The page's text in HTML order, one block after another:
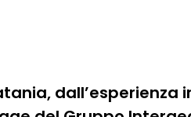
dall’esperienza